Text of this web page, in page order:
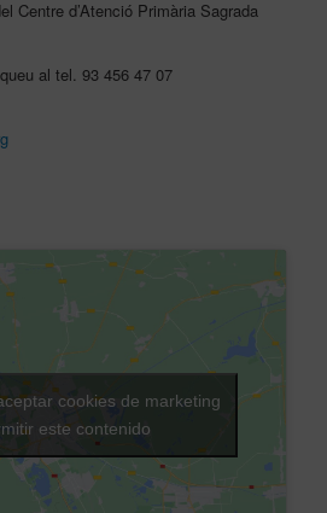
Centre d’Atenció Primària Sagrada
al tel. 93 456 47 07
cookies de marketing
este contenido